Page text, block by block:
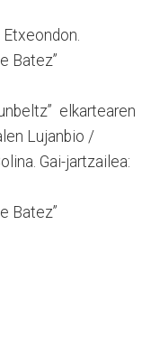
Batez”
elkartearen
Lujanbio /
Gai-jartzailea:
Batez”